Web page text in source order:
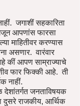
जगाशीं सहकारिता
आपणांस फारसा
माहितीवर करण्यास
असणार. वारंवार
कीं आपण साम्राज्याचे
फार फिक्की आहे. ती
नाहीं.
देशांतर्गत जनताविषयक
दुसरे राजकीय, आर्थिक